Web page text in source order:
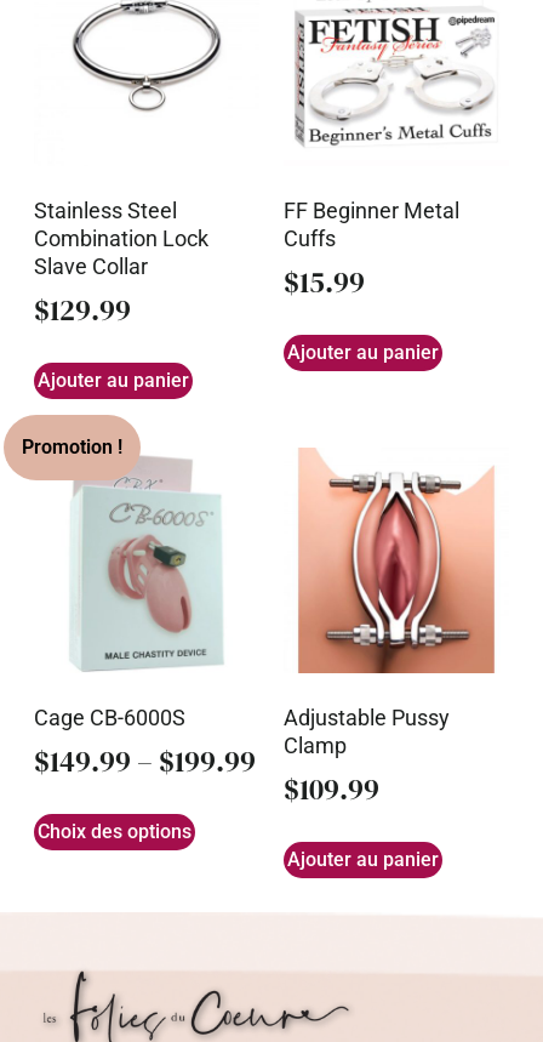
Stainless Steel
Combination Lock
Slave Collar
$129.99
Ajouter au panier
FF Beginner Metal
Cuffs
$15.99
Ajouter au panier
Cage CB-6000S
$149.99 – $199.99
Choix des options
Adjustable Pussy
Clamp
$109.99
Ajouter au panier